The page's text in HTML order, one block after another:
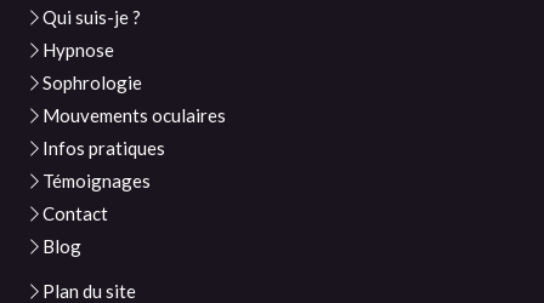
Qui suis-je ?
Hypnose
Sophrologie
Mouvements oculaires
Infos pratiques
Témoignages
Contact
Blog
Plan du site